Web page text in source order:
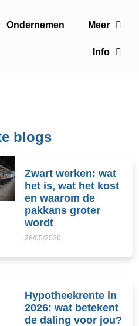
Ondernemen Meer
Info
blogs
Zwart werken: wat
het is, wat het kost
en waarom de
pakkans groter
wordt
28/05/2026
Hypotheekrente in
2026: wat betekent
de daling voor jou?